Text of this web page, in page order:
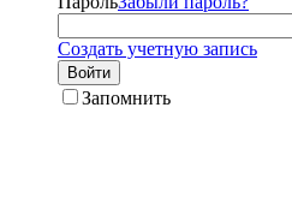
Создать учетную запись
Войти
Запомнить